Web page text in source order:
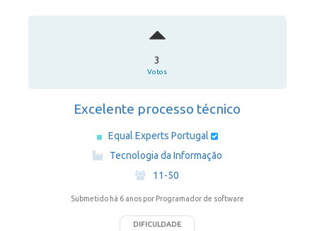
3
Votos
Excelente processo técnico
Equal Experts Portugal
Tecnologia da Informação
·
11-50
Submetido há 6 anos por Programador de software
DIFICULDADE